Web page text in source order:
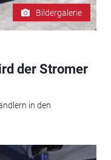
Bildergalerie
der Stromer
in den